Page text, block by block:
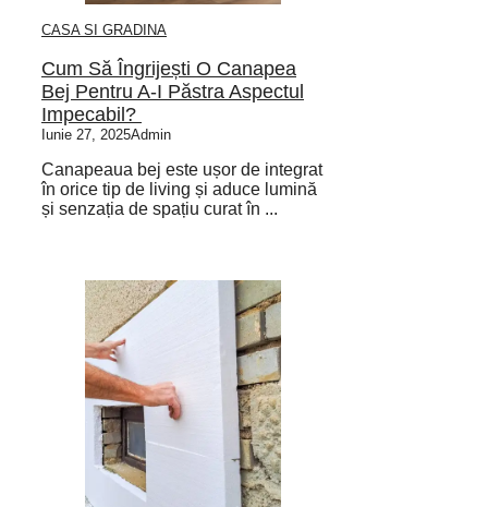
CASA SI GRADINA
Cum Să Îngrijești O Canapea
Bej Pentru A-I Păstra Aspectul
Impecabil?
Iunie 27, 2025Admin
Canapeaua bej este ușor de integrat
în orice tip de living și aduce lumină
și senzația de spațiu curat în ...